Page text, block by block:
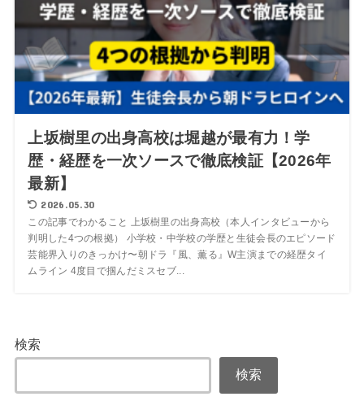
上坂樹里の出身高校は堀越が最有力！学
歴・経歴を一次ソースで徹底検証【2026年
最新】
2026.05.30
この記事でわかること 上坂樹里の出身高校（本人インタビューから
判明した4つの根拠） 小学校・中学校の学歴と生徒会長のエピソード
芸能界入りのきっかけ〜朝ドラ『風、薫る』W主演までの経歴タイ
ムライン 4度目で掴んだミスセブ...
検索
検索